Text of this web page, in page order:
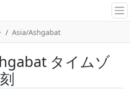
Asia/Ashgabat
タイムゾ